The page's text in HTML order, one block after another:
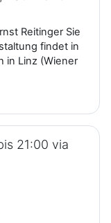
Reitinger Sie
findet in
in Linz (Wiener
21:00 via